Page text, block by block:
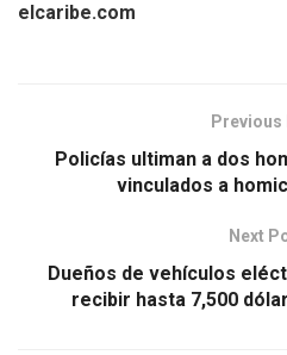
elcaribe.com
Previous
Policías ultiman a dos
vinculados a
Next
Dueños de vehículos
recibir hasta 7,500